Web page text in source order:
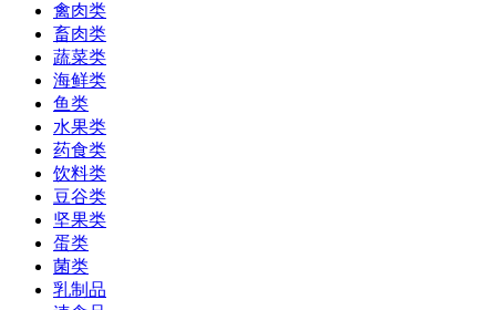
禽肉类
畜肉类
蔬菜类
海鲜类
鱼类
水果类
药食类
饮料类
豆谷类
坚果类
蛋类
菌类
乳制品